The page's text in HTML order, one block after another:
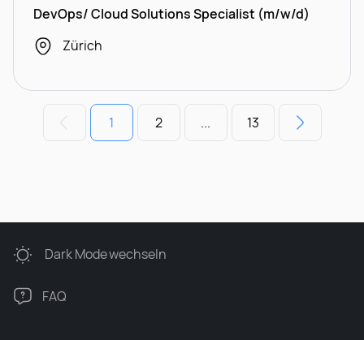
DevOps/ Cloud Solutions Specialist (m/w/d)
Zürich
1 2 ... 13
Dark Modewechseln
FAQ